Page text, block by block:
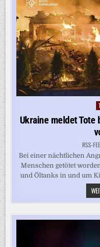
in
Ukraine meldet
RSS-
Bei einer nächtlichen
Menschen getötet
und Öltanks in und um